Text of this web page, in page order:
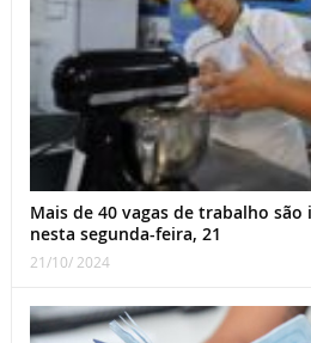
Mais de 40 vagas de trabalho
nesta segunda-feira, 21
21/10/ 2024